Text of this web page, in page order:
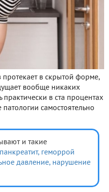
протекает в скрытой форме,
вообще никаких
в ста процентах
самостоятельно
и такие
панкреатит, геморрой
давление, нарушение